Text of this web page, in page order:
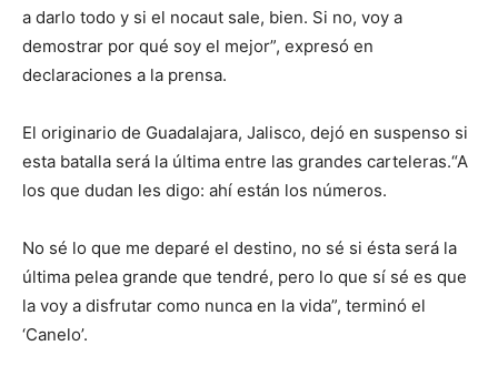
a darlo todo y si el nocaut sale, bien. Si no, voy a
demostrar por qué soy el mejor”, expresó en
declaraciones a la prensa.
El originario de Guadalajara, Jalisco, dejó en suspenso si
esta batalla será la última entre las grandes carteleras.“A
los que dudan les digo: ahí están los números.
No sé lo que me deparé el destino, no sé si ésta será la
última pelea grande que tendré, pero lo que sí sé es que
la voy a disfrutar como nunca en la vida”, terminó el
‘Canelo’.